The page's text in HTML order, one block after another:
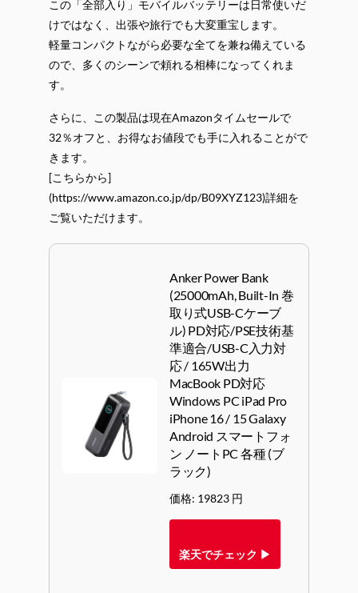
この「全部入り」モバイルバッテリーは日常使いだ
けではなく、出張や旅行でも大変重宝します。
軽量コンパクトながら必要な全てを兼ね備えている
ので、多くのシーンで頼れる相棒になってくれま
す。
さらに、この製品は現在Amazonタイムセールで
32％オフと、お得なお値段でも手に入れることがで
きます。
[こちらから]
(https://www.amazon.co.jp/dp/B09XYZ123)詳細を
ご覧いただけます。
Anker Power Bank
(25000mAh, Built-In 巻
取り式USB-Cケーブ
ル) PD対応/PSE技術基
準適合/USB-C入力対
応 / 165W出力
MacBook PD対応
Windows PC iPad Pro
iPhone 16 / 15 Galaxy
Android スマートフォ
ン ノートPC 各種 (ブ
ラック)
価格: 19823 円
楽天でチェック ▶